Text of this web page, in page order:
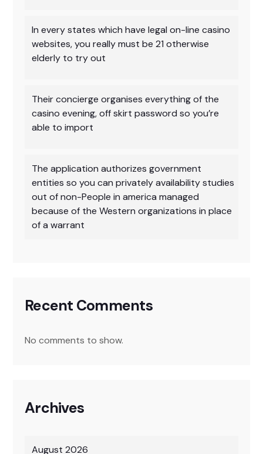
In every states which have legal on-line casino
websites, you really must be 21 otherwise
elderly to try out
Their concierge organises everything of the
casino evening, off skirt password so you’re
able to import
The application authorizes government
entities so you can privately availability studies
out of non-People in america managed
because of the Western organizations in place
of a warrant
Recent Comments
No comments to show.
Archives
August 2026